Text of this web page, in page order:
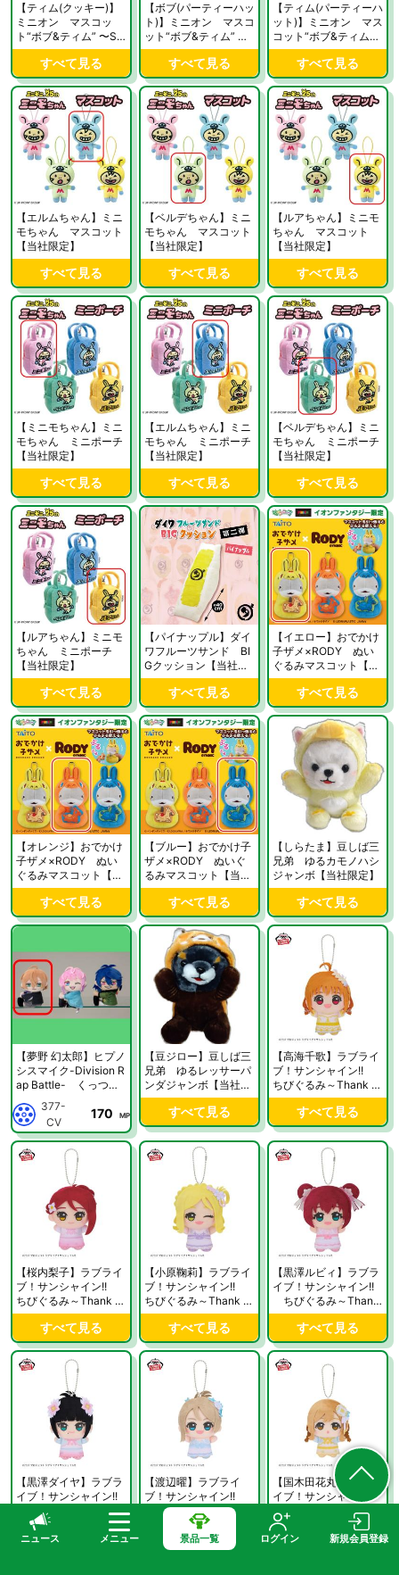
ニュース メニュー 景品一覧 ログイン 新規会員登録
【ティム(クッキー)】
ミニオン マスコッ
ト“ボブ&ティム” 〜SW
EET〜【当社限定】
すべて見る
【ボブ(パーティーハッ
ト)】ミニオン マスコ
ット“ボブ&ティム” 〜
SWEET〜【当社限
すべて見る
【ティム(パーティーハ
ット)】ミニオン マス
コット“ボブ&ティム”
〜SWEET〜【当社限
すべて見る
【エルムちゃん】ミニ
モちゃん マスコット
【当社限定】
すべて見る
【ベルデちゃん】ミニ
モちゃん マスコット
【当社限定】
すべて見る
【ルアちゃん】ミニモ
ちゃん マスコット
【当社限定】
すべて見る
【ミニモちゃん】ミニ
モちゃん ミニポーチ
【当社限定】
すべて見る
【エルムちゃん】ミニ
モちゃん ミニポーチ
【当社限定】
すべて見る
【ベルデちゃん】ミニ
モちゃん ミニポーチ
【当社限定】
すべて見る
【ルアちゃん】ミニモ
ちゃん ミニポーチ
【当社限定】
すべて見る
【パイナップル】ダイ
ワフルーツサンド BI
Gクッション【当社限
定】
すべて見る
【イエロー】おでかけ
子ザメ×RODY ぬい
ぐるみマスコット【当
社限定】
すべて見る
【オレンジ】おでかけ
子ザメ×RODY ぬい
ぐるみマスコット【当
社限定】
すべて見る
【ブルー】おでかけ子
ザメ×RODY ぬいぐ
るみマスコット【当社
限定】
すべて見る
【しらたま】豆しば三
兄弟 ゆるカモノハシ
ジャンボ【当社限定】
すべて見る
【夢野 幻太郎】ヒプノ
シスマイク-Division R
ap Battle- くっつき
ぬいぐるみ”Fling Poss
e”【当社限定】
377-
CV
170 MP
【豆ジロー】豆しば三
兄弟 ゆるレッサーパ
ンダジャンボ【当社限
定】
すべて見る
【高海千歌】ラブライ
ブ！サンシャイン!!
ちびぐるみ～Thank y
ou，FRIENDS!! ver.～
vol.1【当社限定】
すべて見る
【桜内梨子】ラブライ
ブ！サンシャイン!!
ちびぐるみ～Thank y
ou，FRIENDS!! ver.～
vol.1【当社限定】
すべて見る
【小原鞠莉】ラブライ
ブ！サンシャイン!!
ちびぐるみ～Thank y
ou，FRIENDS!! ver.～
vol.1【当社限定】
すべて見る
【黒澤ルビィ】ラブラ
イブ！サンシャイン!!
ちびぐるみ～Thank
you，FRIENDS!! ver.
～vol.1【当社限定】
すべて見る
【黒澤ダイヤ】ラブラ
イブ！サンシャイン!!
ちびぐるみ～Thank
you，FRIENDS!! ver.
～vol.2【当社限定】
すべて見る
【渡辺曜】ラブライ
ブ！サンシャイン!!
ちびぐるみ～Thank y
ou，FRIENDS!! ver.～
vol.2【当社限定】
すべて見る
【国木田花丸】ラブラ
イブ！サンシャイン!!
ちびぐるみ～Thank
you，FRIENDS!! ver.
～vol.2【当社限定】
すべて見る